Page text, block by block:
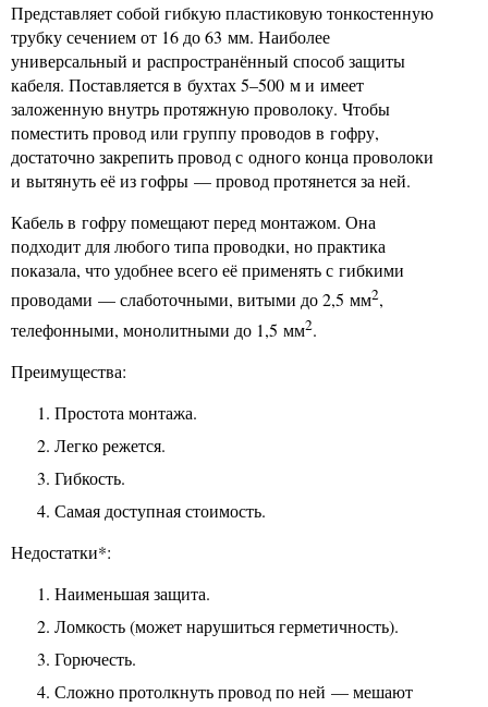
Представляет собой гибкую пластиковую тонкостенную
трубку сечением от 16 до 63 мм. Наиболее
универсальный и распространённый способ защиты
кабеля. Поставляется в бухтах 5–500 м и имеет
заложенную внутрь протяжную проволоку. Чтобы
поместить провод или группу проводов в гофру,
достаточно закрепить провод с одного конца проволоки
и вытянуть её из гофры — провод протянется за ней.
Кабель в гофру помещают перед монтажом. Она
подходит для любого типа проводки, но практика
показала, что удобнее всего её применять с гибкими
проводами — слаботочными, витыми до 2,5 мм2,
телефонными, монолитными до 1,5 мм2.
Преимущества:
Простота монтажа.
Легко режется.
Гибкость.
Самая доступная стоимость.
Недостатки*:
Наименьшая защита.
Ломкость (может нарушиться герметичность).
Горючесть.
Сложно протолкнуть провод по ней — мешают